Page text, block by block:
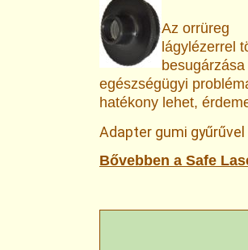
Az orrüreg
lágylézerrel
egészségügyi
hatékony lehet,
Adapter gumi
Bővebben a Safe